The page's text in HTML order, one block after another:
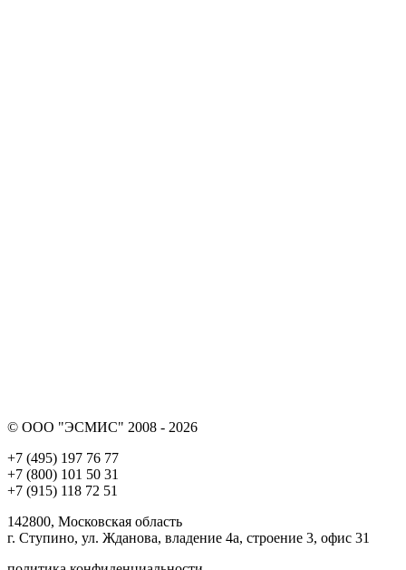
© ООО "ЭСМИС" 2008 - 2026
+7 (495) 197 76 77
+7 (800) 101 50 31
+7 (915) 118 72 51
142800, Московская область
г. Ступино, ул. Жданова, владение 4а, строение 3, офис 31